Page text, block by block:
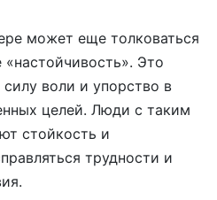
может еще толковаться
Это
силу воли и упорство в
целей. Люди с таким
стойкость и
трудности и